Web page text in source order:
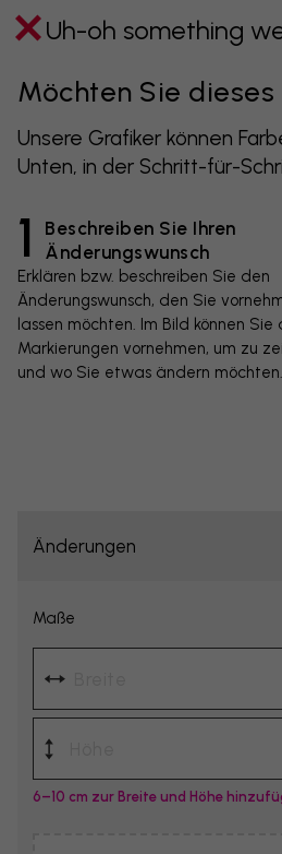
Uh-oh something
Möchten Sie
Unsere Grafiker können
Unten, in der Schritt-für-
1
Beschreiben Sie Ihren
Änderungswunsch
Erklären bzw. beschreiben Sie den
Änderungswunsch, den Sie
lassen möchten. Im Bild können Sie
Markierungen vornehmen, um zu
und wo Sie etwas ändern möchten.
Änderungen
Maße
6–10 cm zur Breite und Höhe